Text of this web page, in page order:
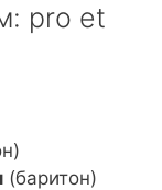
pro et
(баритон)